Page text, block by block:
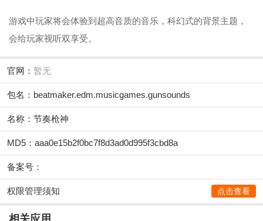
游戏中玩家将会体验到超高音质的音乐，科幻式的背景主题，
会给玩家视听双享受。
官网： 暂无
包名：beatmaker.edm.musicgames.gunsounds
名称：节奏枪神
MD5：aaa0e15b2f0bc7f8d3ad0d995f3cbd8a
备案号：
权限管理须知 点击查看
相关应用